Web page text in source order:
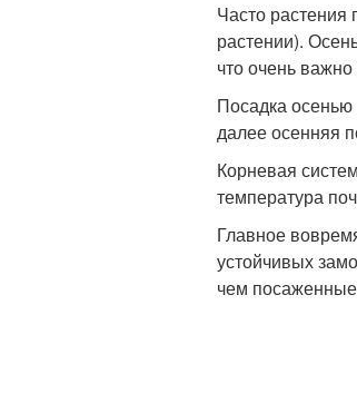
Часто растения
растении).
что очень
Посадка осенью
далее осенняя
Корневая
температура
Главное
устойчивых
чем